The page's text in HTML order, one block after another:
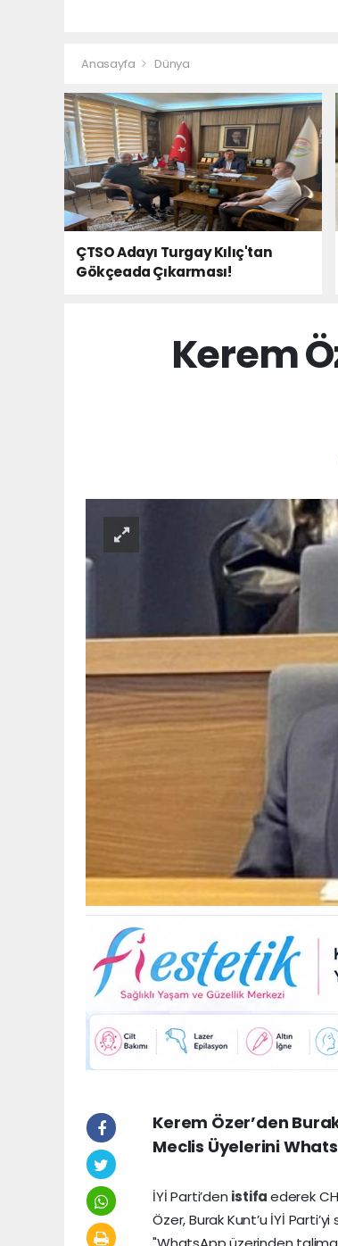
Anasayfa Dünya
ÇTSO Adayı Turgay Kılıç'tan
Gökçeada Çıkarması!
Kerem
Kerem Özer’den
Meclis Üyelerini
İYİ Parti’den istifaederek
Özer, Burak Kunt’u İYİ